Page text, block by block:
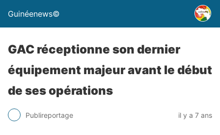
Guinéenews©
GAC réceptionne son dernier
équipement majeur avant le début
de ses opérations
Publireportage il y a 7 ans